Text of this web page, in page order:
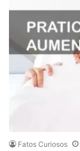
Fatos Curiosos